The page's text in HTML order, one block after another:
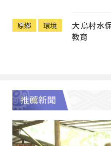
原鄉 環境
大鳥村水
教育
推薦新聞